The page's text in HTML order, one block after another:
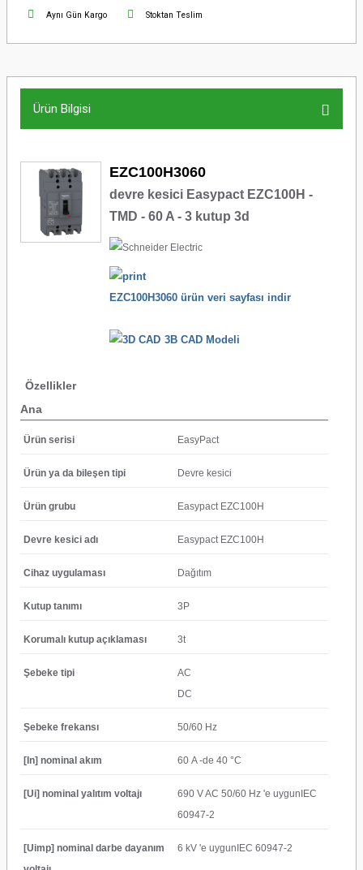
Aynı Gün Kargo Stoktan Teslim
Ürün Bilgisi
EZC100H3060
devre kesici Easypact EZC100H -
TMD - 60 A - 3 kutup 3d
EZC100H3060 ürün veri sayfası indir
3B CAD Modeli
Özellikler
Ana
Ürün serisi EasyPact
Ürün ya da bileşen tipi Devre kesici
Ürün grubu Easypact EZC100H
Devre kesici adı Easypact EZC100H
Cihaz uygulaması Dağıtım
Kutup tanımı 3P
Korumalı kutup açıklaması 3t
Şebeke tipi
AC
DC
Şebeke frekansı 50/60 Hz
[In] nominal akım 60 A -de 40 °C
[Ui] nominal yalıtım voltajı
690 V AC 50/60 Hz 'e uygunIEC
60947-2
[Uimp] nominal darbe dayanım
6 kV 'e uygunIEC 60947-2